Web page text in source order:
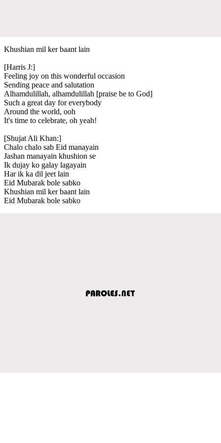
Khushian mil ker baant lain
[Harris J:]
Feeling joy on this wonderful occasion
Sending peace and salutation
Alhamdulillah, alhamdulillah [praise be to God]
Such a great day for everybody
Around the world, ooh
It's time to celebrate, oh yeah!
[Shujat Ali Khan:]
Chalo chalo sab Eid manayain
Jashan manayain khushion se
Ik dujay ko galay lagayain
Har ik ka dil jeet lain
Eid Mubarak bole sabko
Khushian mil ker baant lain
Eid Mubarak bole sabko